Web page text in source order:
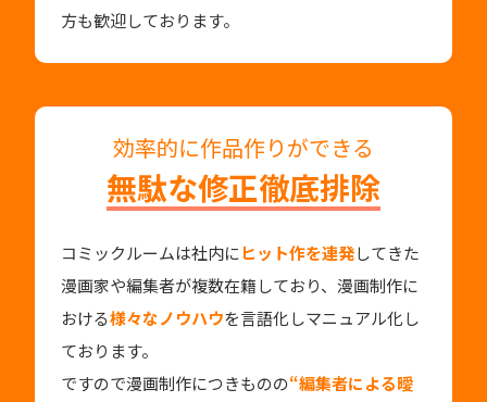
方も歓迎しております。
効率的に作品作りができる
無駄な修正徹底排除
コミックルームは社内にヒット作を連発してきた
漫画家や編集者が複数在籍しており、漫画制作に
おける様々なノウハウを言語化しマニュアル化し
ております。
ですので漫画制作につきものの“編集者による曖